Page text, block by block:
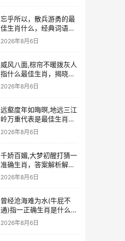
忘乎所以，散兵游勇的最
佳生肖什么，经典词语资
询解释落实
2026年8月6日
威风八面,棕帘不暖拨灰人
指什么最佳生肖，揭晓词
语释义答案
2026年8月6日
远壑度年如晦暝,地远三江
岭万重代表是最佳生肖，
成语释义作答揭晓
2026年8月6日
千娇百媚,大梦初醒打猜一
准确生肖，答案解析解释
落实
2026年8月6日
曾经沧海难为水(牛屁不
通)指一正确生肖是什么，
权威词语解答落实
2026年8月6日